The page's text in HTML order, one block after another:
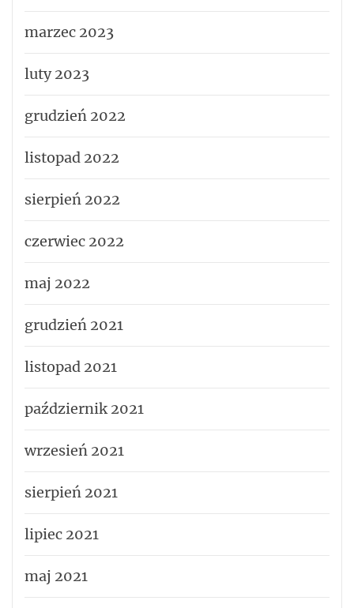
marzec 2023
luty 2023
grudzień 2022
listopad 2022
sierpień 2022
czerwiec 2022
maj 2022
grudzień 2021
listopad 2021
październik 2021
wrzesień 2021
sierpień 2021
lipiec 2021
maj 2021